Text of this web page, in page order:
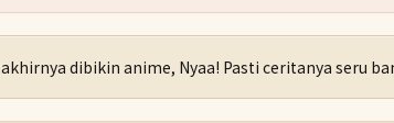
dibikin anime, Nyaa! Pasti ceritanya seru